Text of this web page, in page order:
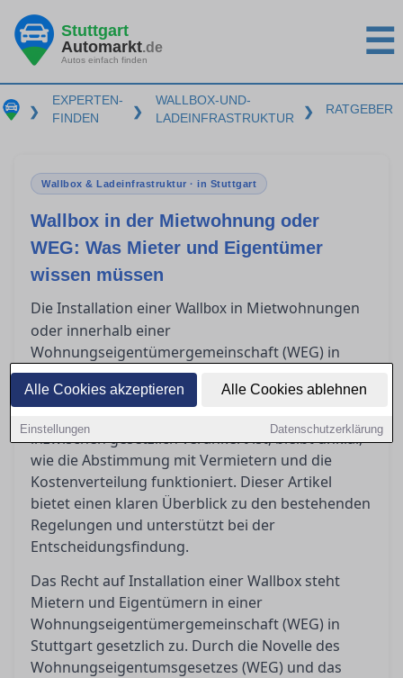
Alle Cookies akzeptieren Alle Cookies ablehnen
Einstellungen Datenschutzerklärung
Stuttgart
Automarkt.de
Autos einfach finden ☰
❯
EXPERTEN-
FINDEN
❯
WALLBOX-UND-
LADEINFRASTRUKTUR
❯ RATGEBER
Wallbox & Ladeinfrastruktur · in Stuttgart
Wallbox in der Mietwohnung oder
WEG: Was Mieter und Eigentümer
wissen müssen
Die Installation einer Wallbox in Mietwohnungen
oder innerhalb einer
Wohnungseigentümergemeinschaft (WEG) in
Stuttgart wirft viele rechtliche und technische
Fragen für Mieter und Eigentümer auf. Während
inzwischen gesetzlich verankert ist, bleibt unklar,
wie die Abstimmung mit Vermietern und die
Kostenverteilung funktioniert. Dieser Artikel
bietet einen klaren Überblick zu den bestehenden
Regelungen und unterstützt bei der
Entscheidungsfindung.
Das Recht auf Installation einer Wallbox steht
Mietern und Eigentümern in einer
Wohnungseigentümergemeinschaft (WEG) in
Stuttgart gesetzlich zu. Durch die Novelle des
Wohnungseigentumsgesetzes (WEG) und das